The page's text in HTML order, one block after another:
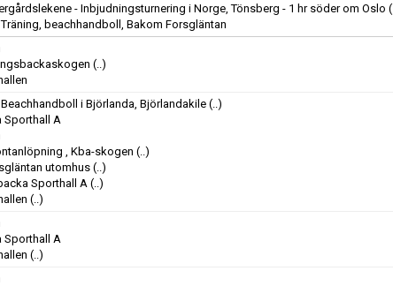
- Inbjudningsturnering i Norge, Tönsberg - 1 hr söder om Oslo
Träning, beachhandboll, Bakom Forsgläntan
(..)
Beachhandboll i Björlanda, Björlandakile (..)
Sporthall A
, Kba-skogen (..)
utomhus(..)
Sporthall A(..)
(..)
Sporthall A
(..)